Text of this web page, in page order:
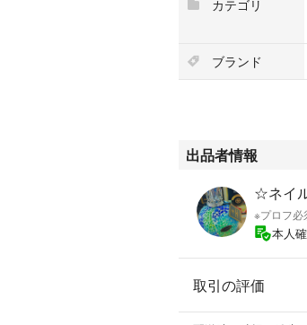
※即購入OK
※まとめ買い割引可能
・イメージ違いでの返
#ハンドメイド #ネイ
ール #星 #セルフネ
ディ #マイメロ #ク
ン #けろけろけろっ
カテゴリ
ブランド
出品者情報
☆ネイ
※プロフ必
本人
取引の評価